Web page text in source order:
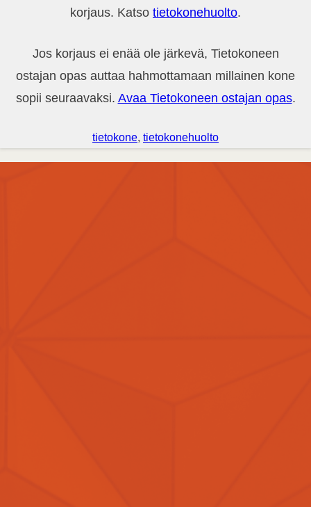
korjaus. Katso tietokonehuolto.
Jos korjaus ei enää ole järkevä, Tietokoneen
ostajan opas auttaa hahmottamaan millainen kone
sopii seuraavaksi. Avaa Tietokoneen ostajan opas.
tietokone, tietokonehuolto